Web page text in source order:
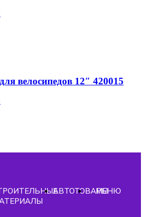
велосипедов 12″ 420015
АВТОТОВАРЫМЕНЮ